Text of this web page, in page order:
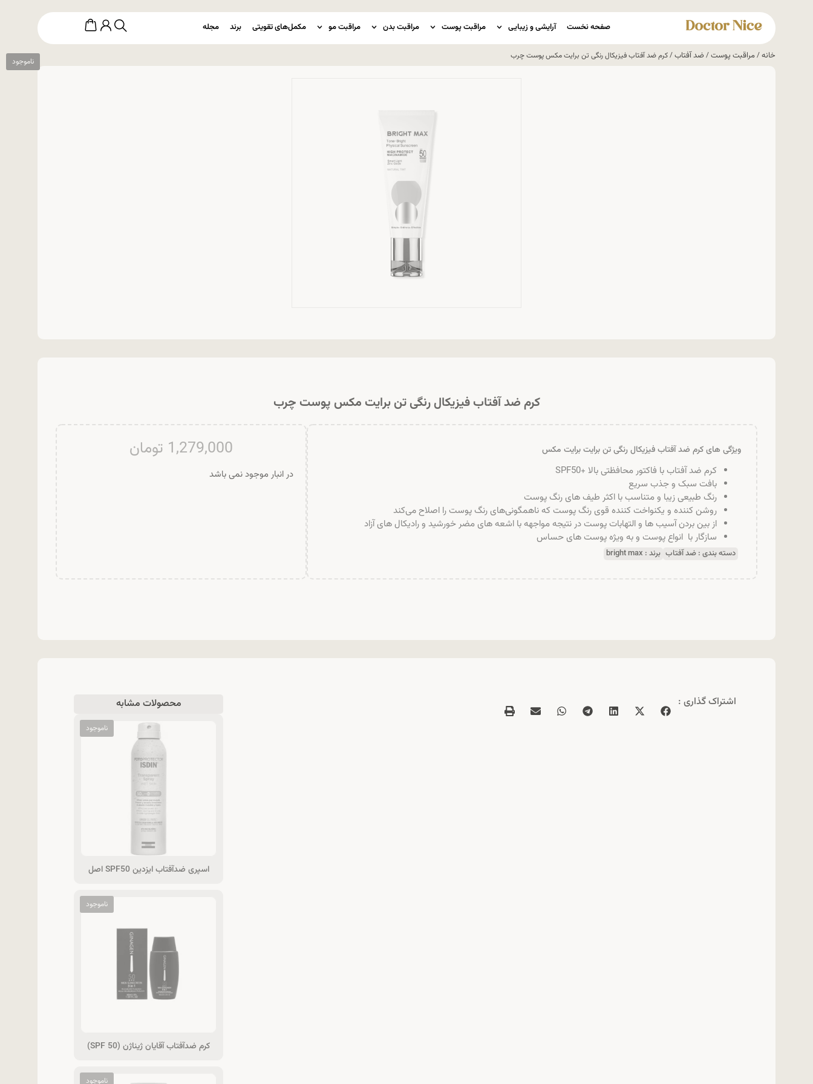
صفحه نخست آرایشی و زیبایی مراقبت پوست مراقبت بدن مراقبت مو مکمل‌های تقویتی برند مجله
خانه/مراقبت پوست/ضد آفتاب/ کرم ضد آفتاب فیزیکال رنگی تن برایت مکس پوست چرب
کرم ضد آفتاب فیزیکال رنگی تن برایت مکس پوست چرب
ویژگی های کرم ضد آفتاب فیزیکال رنگی تن برایت برایت مکس
کرم ضد آفتاب با فاکتور محافظتی بالا +SPF50
بافت سبک و جذب سریع
رنگ طبیعی زیبا و متناسب با اکثر طیف های رنگ پوست
روشن کننده و یکنواخت کننده قوی رنگ پوست که ناهمگونی‌های رنگ پوست را اصلاح می‌کند
از بین بردن آسیب ها و التهابات پوست در نتیجه مواجهه با اشعه های مضر خورشید و رادیکال های آزاد
سازگار با انواع پوست و به ویژه پوست های حساس
دسته بندی : ضد آفتاب برند : bright max
1,279,000 تومان
در انبار موجود نمی باشد
اشتراک گذاری : محصولات مشابه
اسپری ضدآفتاب ایزدین SPF50 اصل
کرم ضدآفتاب آقایان ژیناژن (SPF 50)